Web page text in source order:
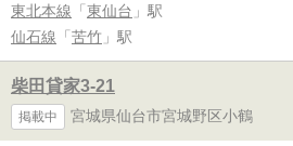
東北本線 「 東仙台 」駅
仙石線 「 苦竹 」駅
柴田貸家3-21
掲載中 宮城県仙台市宮城野区小鶴